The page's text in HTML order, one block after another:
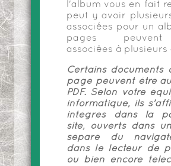
l'album vous en fait
peut y avoir
associées pour un
pages
associées à plusieurs
Certains documents
page peuvent être
PDF. Selon votre
informatique, ils
intégrés dans la
site, ouverts dans
séparé du
dans le lecteur de
ou bien encore